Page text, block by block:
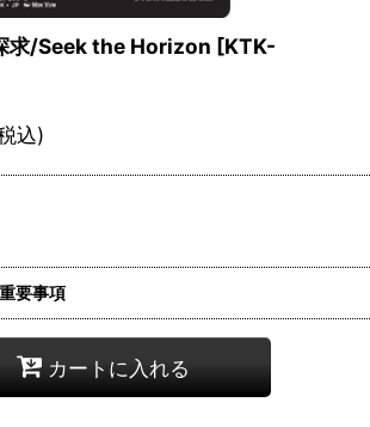
求/Seek the Horizon [KTK-
込)
要事項
カートに入れる